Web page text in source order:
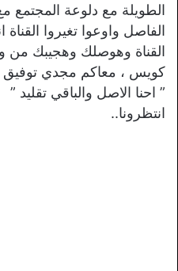
الطويلة مع دلوعة المجتمع
الفاصل واوعوا تغيروا
القناة وهوصلك وهجيبك من
كويس ، معاكم مجدي توفيق
” احنا الاصل والباقي تقليد ”
انتظرونا..